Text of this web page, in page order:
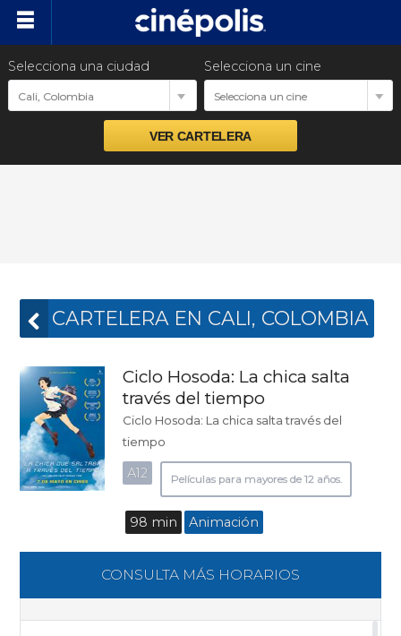
Selecciona una ciudad
Cali, Colombia
Selecciona un cine
Selecciona un cine
CARTELERA EN CALI, COLOMBIA
Ciclo Hosoda: La chica salta
través del tiempo
Ciclo Hosoda: La chica salta través del
tiempo
A12 Películas para mayores de 12 años.
98 min Animación
CONSULTA MÁS HORARIOS